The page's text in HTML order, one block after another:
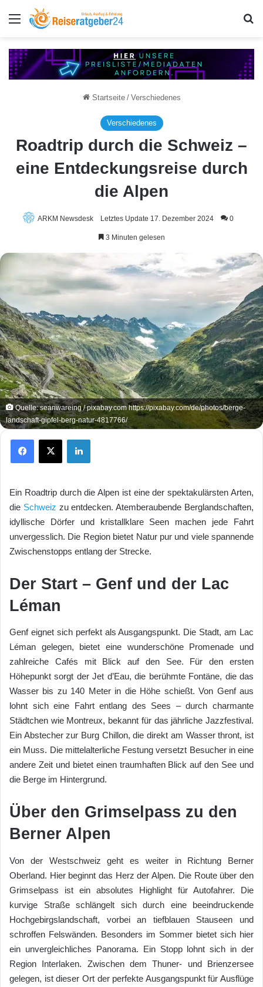
Menü
Startseite / Verschiedenes
Verschiedenes
Roadtrip durch die Schweiz –
eine Entdeckungsreise durch
die Alpen
ARKM Newsdesk Letztes Update 17. Dezember 2024 0
3 Minuten gelesen
Quelle: seanwareing / pixabay.com https://pixabay.com/de/photos/berge-
landschaft-gipfel-berg-natur-4817766/
X
Ein Roadtrip durch die Alpen ist eine der spektakulärsten Arten,
die Schweiz zu entdecken. Atemberaubende Berglandschaften,
idyllische Dörfer und kristallklare Seen machen jede Fahrt
unvergesslich. Die Region bietet Natur pur und viele spannende
Zwischenstopps entlang der Strecke.
Der Start – Genf und der Lac
Léman
Genf eignet sich perfekt als Ausgangspunkt. Die Stadt, am Lac
Léman gelegen, bietet eine wunderschöne Promenade und
zahlreiche Cafés mit Blick auf den See. Für den ersten
Höhepunkt sorgt der Jet d’Eau, die berühmte Fontäne, die das
Wasser bis zu 140 Meter in die Höhe schießt. Von Genf aus
lohnt sich eine Fahrt entlang des Sees – durch charmante
Städtchen wie Montreux, bekannt für das jährliche Jazzfestival.
Ein Abstecher zur Burg Chillon, die direkt am Wasser thront, ist
ein Muss. Die mittelalterliche Festung versetzt Besucher in eine
andere Zeit und bietet einen traumhaften Blick auf den See und
die Berge im Hintergrund.
Über den Grimselpass zu den
Berner Alpen
Von der Westschweiz geht es weiter in Richtung Berner
Oberland. Hier beginnt das Herz der Alpen. Die Route über den
Grimselpass ist ein absolutes Highlight für Autofahrer. Die
kurvige Straße schlängelt sich durch eine beeindruckende
Hochgebirgslandschaft, vorbei an tiefblauen Stauseen und
schroffen Felswänden. Besonders im Sommer bietet sich hier
ein unvergleichliches Panorama. Ein Stopp lohnt sich in der
Region Interlaken. Zwischen dem Thuner- und Brienzersee
gelegen, ist dieser Ort der perfekte Ausgangspunkt für Ausflüge